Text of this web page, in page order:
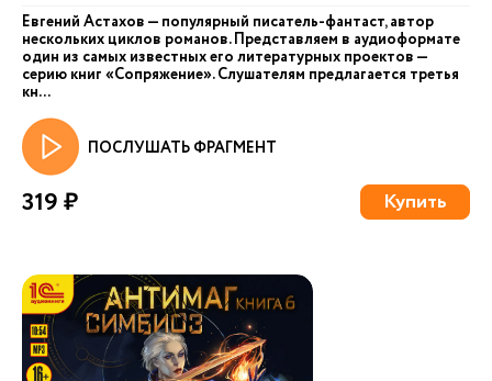
Евгений Астахов — популярный писатель-фантаст, автор
нескольких циклов романов. Представляем в аудиоформате
один из самых известных его литературных проектов —
серию книг «Сопряжение». Слушателям предлагается третья
кн...
ПОСЛУШАТЬ ФРАГМЕНТ
319 ₽ Купить